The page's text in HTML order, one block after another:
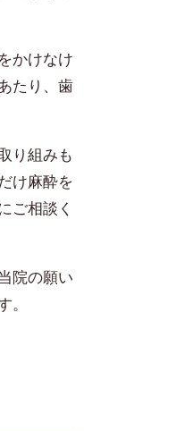
かけなけ
たり、歯
り組みも
け麻酔を
ご相談く
院の願い
。